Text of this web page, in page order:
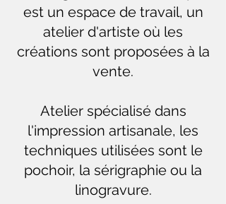
est un espace de travail, un
atelier d'artiste où les
créations sont proposées à la
vente.
Atelier spécialisé dans
l'impression artisanale, les
techniques utilisées sont le
pochoir, la sérigraphie ou la
linogravure.